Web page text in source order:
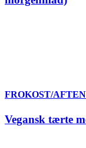
FROKOST/
Vegansk tærte